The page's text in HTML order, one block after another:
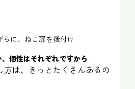
らに、ねこ扉を後付け
個性はそれぞれですから
方は、きっとたくさんあるの